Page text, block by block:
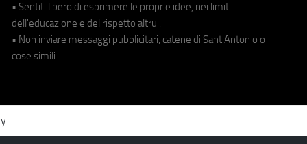
• Sentiti libero di esprimere le proprie idee, nei limiti
dell'educazione e del rispetto altrui.
• Non inviare messaggi pubblicitari, catene di Sant'Antonio o
cose simili.